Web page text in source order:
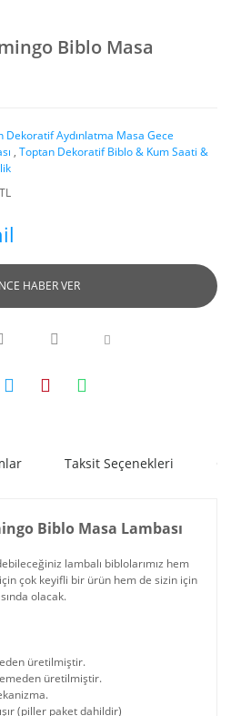
Biblo Masa
Dekoratif Aydınlatma Masa Gece
,Toptan Dekoratif Biblo & Kum Saati &
HABER VER
Taksit Seçenekleri
Biblo Masa Lambası
lambalı biblolarımız hem
çok keyifli bir ürün hem de sizin için
olacak.
üretilmiştir.
üretilmiştir.
(piller paket dahildir)